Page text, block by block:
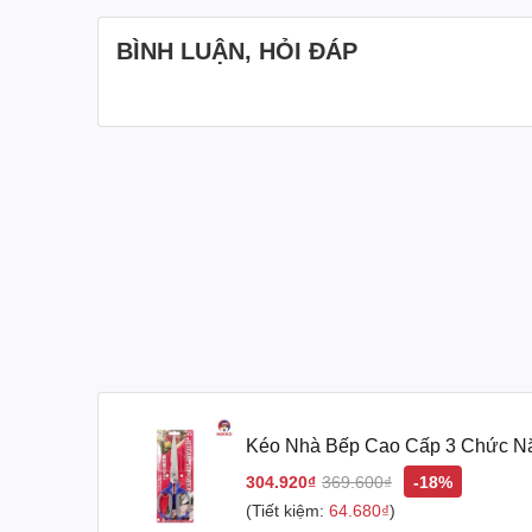
BÌNH LUẬN, HỎI ĐÁP
Kéo Nhà Bếp Cao Cấp 3 Chức
Bản
304.920₫ 369.600₫
-18%
(Tiết kiệm: 64.680₫)